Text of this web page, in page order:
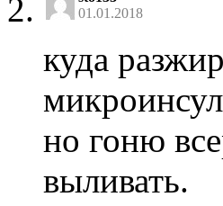
01.01.2018
куда
но гоню
выливать.